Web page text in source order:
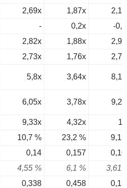
2,69x 1,87x
- 0,2x
-
2,82x 1,88x
2,73x 1,76x
5,8x 3,64x
6,05x 3,78x
9,33x 4,32x
10,7 % 23,2 %
9,1
0,14 0,157
4,55 % 6,1 %
3,61
0,338 0,458